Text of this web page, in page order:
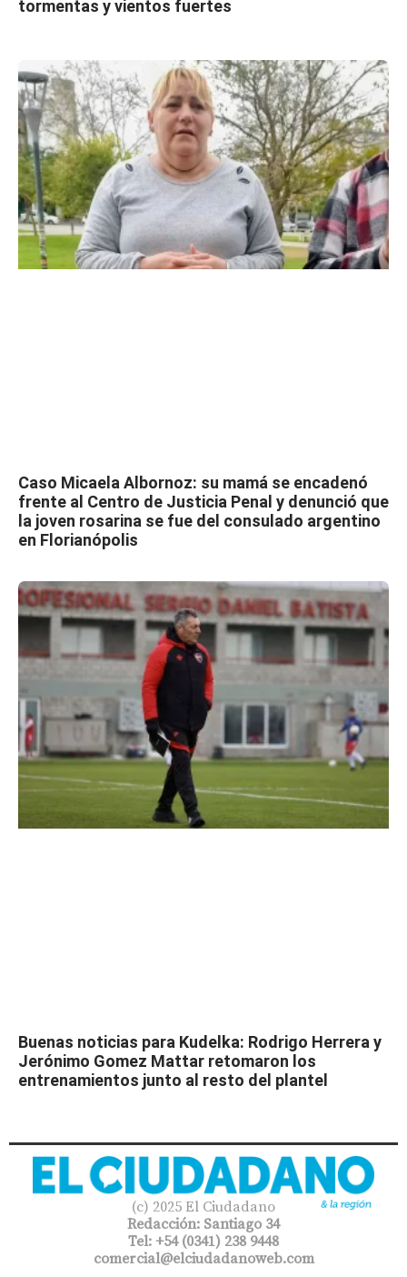
tormentas y vientos fuertes
Caso Micaela Albornoz: su mamá se encadenó
frente al Centro de Justicia Penal y denunció que
la joven rosarina se fue del consulado argentino
en Florianópolis
Buenas noticias para Kudelka: Rodrigo Herrera y
Jerónimo Gomez Mattar retomaron los
entrenamientos junto al resto del plantel
(c) 2025 El Ciudadano
Redacción: Santiago 34
Tel: +54 (0341) 238 9448
comercial@elciudadanoweb.com​